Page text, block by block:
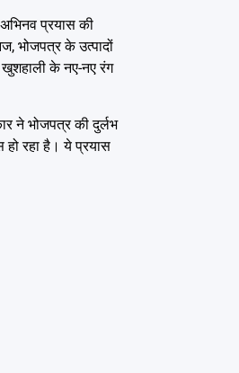
प्रयास की
भोजपत्र के उत्पादों
खुशहाली के नए-नए रंग
ने भोजपत्र की दुर्लभ
हो रहा है। ये प्रयास